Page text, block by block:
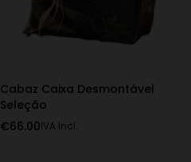
Cabaz Caixa Desmontável
Seleção
€66.00IVA Incl.